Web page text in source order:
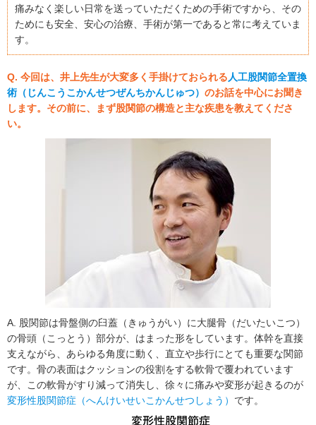
痛みなく楽しい日常を送っていただくための手術ですから、その
ためにも安全、安心の治療、手術が第一であると常に考えていま
す。
Q. 今回は、井上先生が大変多く手掛けておられる 人工股関節全置換
術（じんこうこかんせつぜんちかんじゅつ） のお話を中心にお聞き
します。その前に、まず股関節の構造と主な疾患を教えてくださ
い。
A. 股関節は骨盤側の臼蓋（きゅうがい）に大腿骨（だいたいこつ）
の骨頭（こっとう）部分が、はまった形をしています。体幹を直接
支えながら、あらゆる角度に動く、直立や歩行にとても重要な関節
です。骨の表面はクッションの役割をする軟骨で覆われています
が、この軟骨がすり減って消失し、徐々に痛みや変形が起きるのが
変形性股関節症（へんけいせいこかんせつしょう） です。